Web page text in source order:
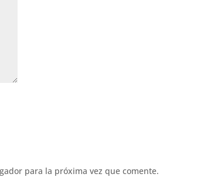
para la próxima vez que comente.